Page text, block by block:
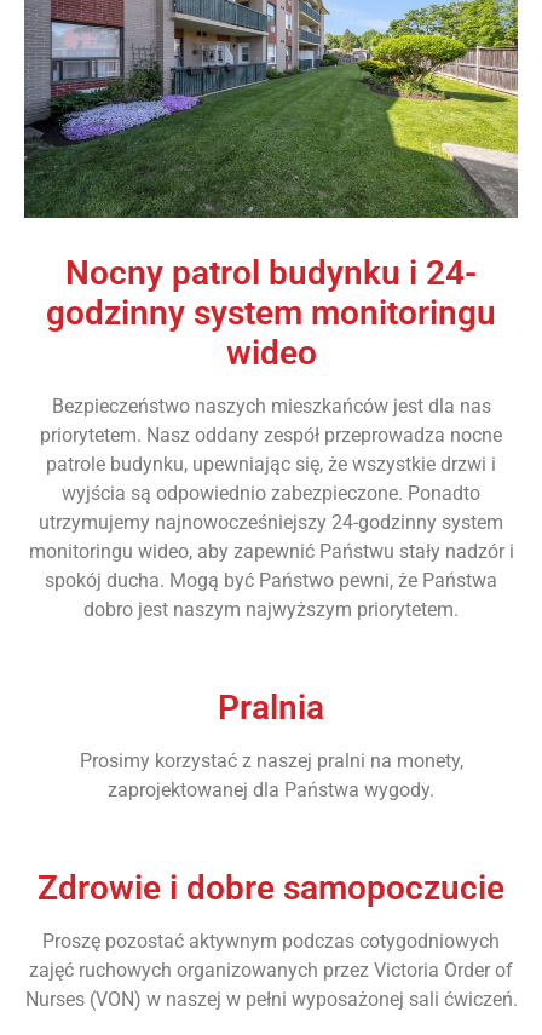
Nocny patrol budynku i 24-
godzinny system monitoringu
wideo
Bezpieczeństwo naszych mieszkańców jest dla nas
priorytetem. Nasz oddany zespół przeprowadza nocne
patrole budynku, upewniając się, że wszystkie drzwi i
wyjścia są odpowiednio zabezpieczone. Ponadto
utrzymujemy najnowocześniejszy 24-godzinny system
monitoringu wideo, aby zapewnić Państwu stały nadzór i
spokój ducha. Mogą być Państwo pewni, że Państwa
dobro jest naszym najwyższym priorytetem.
Pralnia
Prosimy korzystać z naszej pralni na monety,
zaprojektowanej dla Państwa wygody.
Zdrowie i dobre samopoczucie
Proszę pozostać aktywnym podczas cotygodniowych
zajęć ruchowych organizowanych przez Victoria Order of
Nurses (VON) w naszej w pełni wyposażonej sali ćwiczeń.